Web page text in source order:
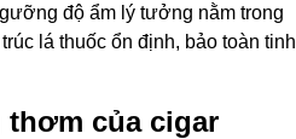
độ ẩm lý tưởng nằm trong
lá thuốc ổn định, bảo toàn tinh
của cigar